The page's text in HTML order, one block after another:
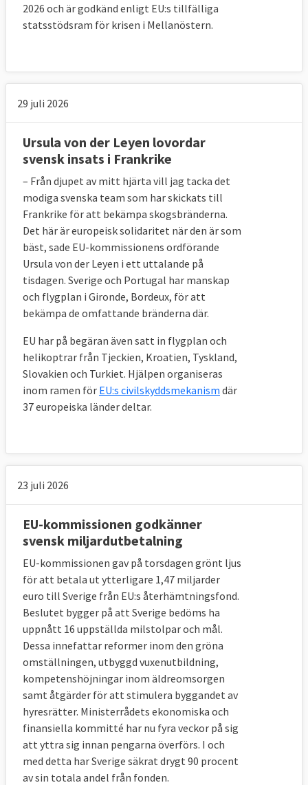
2026 och är godkänd enligt EU:s tillfälliga
statsstödsram för krisen i Mellanöstern.
29 juli 2026
Ursula von der Leyen lovordar
svensk insats i Frankrike
– Från djupet av mitt hjärta vill jag tacka det
modiga svenska team som har skickats till
Frankrike för att bekämpa skogsbränderna.
Det här är europeisk solidaritet när den är som
bäst, sade EU-kommissionens ordförande
Ursula von der Leyen i ett uttalande på
tisdagen. Sverige och Portugal har manskap
och flygplan i Gironde, Bordeux, för att
bekämpa de omfattande bränderna där.
EU har på begäran även satt in flygplan och
helikoptrar från Tjeckien, Kroatien, Tyskland,
Slovakien och Turkiet. Hjälpen organiseras
inom ramen för EU:s civilskyddsmekanism där
37 europeiska länder deltar.
23 juli 2026
EU-kommissionen godkänner
svensk miljardutbetalning
EU-kommissionen gav på torsdagen grönt ljus
för att betala ut ytterligare 1,47 miljarder
euro till Sverige från EU:s återhämtningsfond.
Beslutet bygger på att Sverige bedöms ha
uppnått 16 uppställda milstolpar och mål.
Dessa innefattar reformer inom den gröna
omställningen, utbyggd vuxenutbildning,
kompetenshöjningar inom äldreomsorgen
samt åtgärder för att stimulera byggandet av
hyresrätter. Ministerrådets ekonomiska och
finansiella kommitté har nu fyra veckor på sig
att yttra sig innan pengarna överförs. I och
med detta har Sverige säkrat drygt 90 procent
av sin totala andel från fonden.